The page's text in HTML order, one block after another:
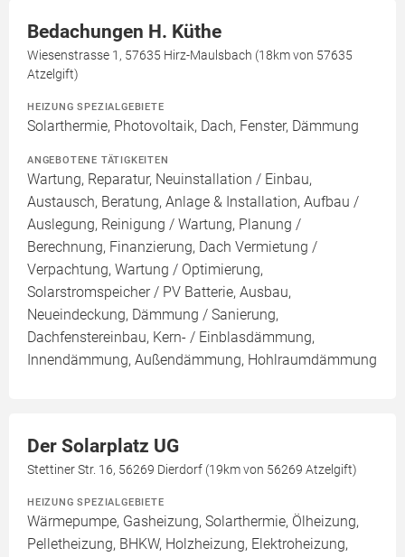
Bedachungen H. Küthe
Wiesenstrasse 1, 57635 Hirz-Maulsbach (18km von 57635
Atzelgift)
HEIZUNG SPEZIALGEBIETE
Solarthermie, Photovoltaik, Dach, Fenster, Dämmung
ANGEBOTENE TÄTIGKEITEN
Wartung, Reparatur, Neuinstallation / Einbau,
Austausch, Beratung, Anlage & Installation, Aufbau /
Auslegung, Reinigung / Wartung, Planung /
Berechnung, Finanzierung, Dach Vermietung /
Verpachtung, Wartung / Optimierung,
Solarstromspeicher / PV Batterie, Ausbau,
Neueindeckung, Dämmung / Sanierung,
Dachfenstereinbau, Kern- / Einblasdämmung,
Innendämmung, Außendämmung, Hohlraumdämmung
Der Solarplatz UG
Stettiner Str. 16, 56269 Dierdorf (19km von 56269 Atzelgift)
HEIZUNG SPEZIALGEBIETE
Wärmepumpe, Gasheizung, Solarthermie, Ölheizung,
Pelletheizung, BHKW, Holzheizung, Elektroheizung,